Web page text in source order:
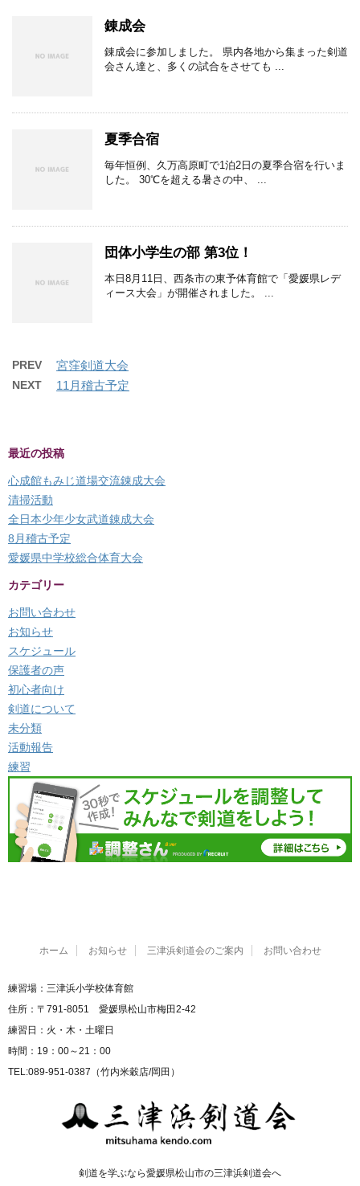
錬成会
錬成会に参加しました。 県内各地から集まった剣道
会さん達と、多くの試合をさせても ...
夏季合宿
毎年恒例、久万高原町で1泊2日の夏季合宿を行いま
した。 30℃を超える暑さの中、 ...
団体小学生の部 第3位！
本日8月11日、西条市の東予体育館で「愛媛県レデ
ィース大会」が開催されました。 ...
PREV 宮窪剣道大会
NEXT 11月稽古予定
最近の投稿
心成館もみじ道場交流錬成大会
清掃活動
全日本少年少女武道錬成大会
8月稽古予定
愛媛県中学校総合体育大会
カテゴリー
お問い合わせ
お知らせ
スケジュール
保護者の声
初心者向け
剣道について
未分類
活動報告
練習
ホーム お知らせ 三津浜剣道会のご案内 お問い合わせ
練習場：三津浜小学校体育館
住所：〒791-8051 愛媛県松山市梅田2-42
練習日：火・木・土曜日
時間：19：00～21：00
TEL:089-951-0387（竹内米穀店/岡田）
剣道を学ぶなら愛媛県松山市の三津浜剣道会へ